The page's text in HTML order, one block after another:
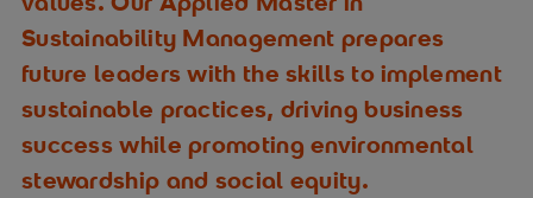
Sustainability Management prepares
future leaders with the skills to implement
sustainable practices, driving business
success while promoting environmental
stewardship and social equity.